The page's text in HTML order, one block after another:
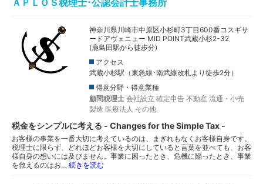
ＡＰＬＯＳ税理士･公認会計士事務所
神奈川県川崎市中原区小杉町3丁目600番コスギサ
ードアヴェニュー MID POINT武蔵小杉2-32
(鹿島田駅から徒歩分)
アクセス
武蔵小杉駅（東急線･南武線改札より徒歩2分）
得意分野・得意業種
顧問税理士 会社設立 確定申告 不動産 流通・小売
製造 医療法人 その他
税金をシンプルに考える - Changes for the Simple Tax -
お客様の事業を一番大切に考えているのは、まぎれもなくお客様自身です。
税理士に限らず、どれほどお客様を大切にしていると言葉を並べても、お客
様自身の想いには及びません。事業に困ったとき、危機に陥ったとき、事業
を救えるのはお… 続きを読む